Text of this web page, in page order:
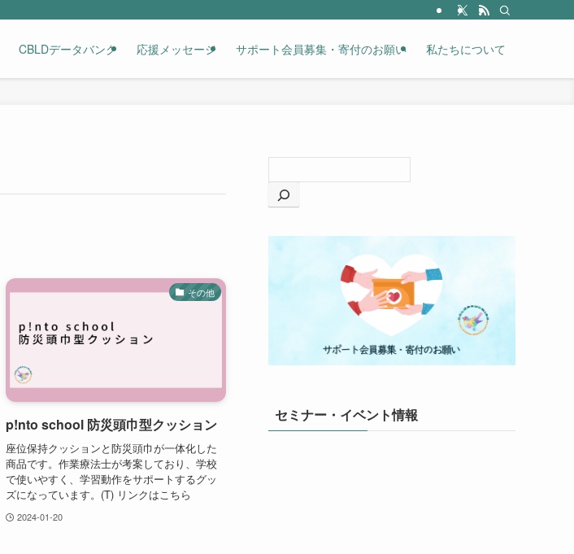
CBLDデータバンク 応援メッセージ サポート会員募集・寄付のお願い 私たちについて
その他
p!nto school 防災頭巾型クッション
座位保持クッションと防災頭巾が一体化した
商品です。作業療法士が考案しており、学校
で使いやすく、学習動作をサポートするグッ
ズになっています。(T) リンクはこちら
2024-01-20
セミナー・イベント情報